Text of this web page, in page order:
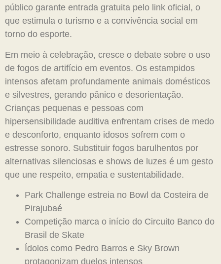
público garante entrada gratuita pelo link oficial, o
que estimula o turismo e a convivência social em
torno do esporte.
Em meio à celebração, cresce o debate sobre o uso
de fogos de artifício em eventos. Os estampidos
intensos afetam profundamente animais domésticos
e silvestres, gerando pânico e desorientação.
Crianças pequenas e pessoas com
hipersensibilidade auditiva enfrentam crises de medo
e desconforto, enquanto idosos sofrem com o
estresse sonoro. Substituir fogos barulhentos por
alternativas silenciosas e shows de luzes é um gesto
que une respeito, empatia e sustentabilidade.
Park Challenge estreia no Bowl da Costeira de
Pirajubaé
Competição marca o início do Circuito Banco do
Brasil de Skate
Ídolos como Pedro Barros e Sky Brown
protagonizam duelos intensos